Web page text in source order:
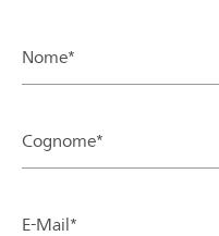
Nome*
Cognome*
E-Mail*